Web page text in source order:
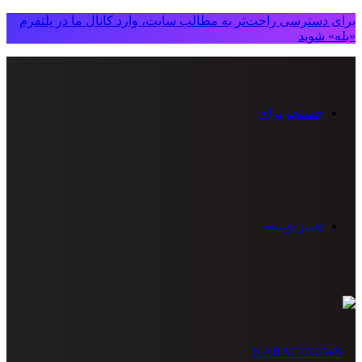
برای دسترسی راحت‌تر به مطالب سایت، وارد کانال ما در پلتفرم
«بله» شوید
جستجو برای
تغییر پوسته